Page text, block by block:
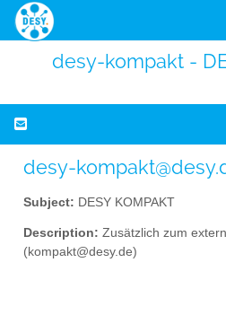
desy-kompakt -
desy-
Subject: DESY KOMPAKT
Description: Zusätzlich zum
(kompakt@desy.de)